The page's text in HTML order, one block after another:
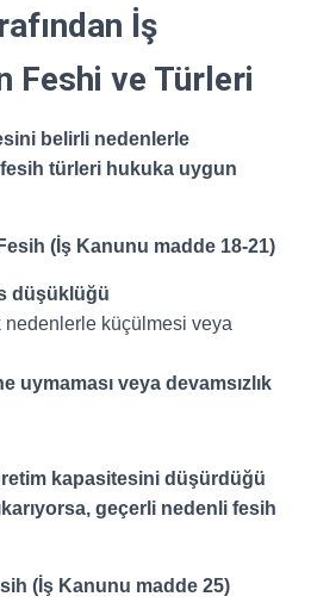
İş
Feshi ve Türleri
belirli nedenlerle
türleri hukuka uygun
(İş Kanunu madde 18-21)
düşüklüğü
nedenlerle küçülmesi veya
uymaması veya devamsızlık
kapasitesini düşürdüğü
geçerli nedenli fesih
(İş Kanunu madde 25)